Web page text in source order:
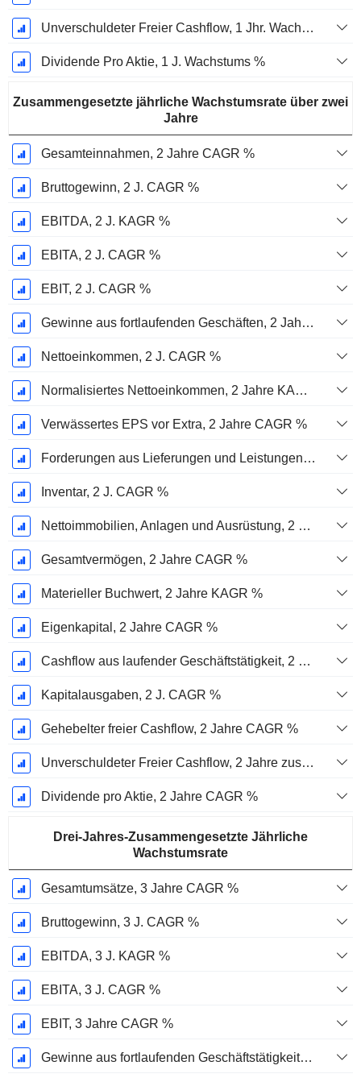
Unverschuldeter Freier Cashflow, 1 Jhr. Wachstum %
Dividende Pro Aktie, 1 J. Wachstums %
Zusammengesetzte jährliche Wachstumsrate über zwei
Jahre
Gesamteinnahmen, 2 Jahre CAGR %
Bruttogewinn, 2 J. CAGR %
EBITDA, 2 J. KAGR %
EBITA, 2 J. CAGR %
EBIT, 2 J. CAGR %
Gewinne aus fortlaufenden Geschäften, 2 Jahre. CAGR %
Nettoeinkommen, 2 J. CAGR %
Normalisiertes Nettoeinkommen, 2 Jahre KAGR %
Verwässertes EPS vor Extra, 2 Jahre CAGR %
Forderungen aus Lieferungen und Leistungen, 2 J. CAGR %
Inventar, 2 J. CAGR %
Nettoimmobilien, Anlagen und Ausrüstung, 2 Jahre. CAGR %
Gesamtvermögen, 2 Jahre CAGR %
Materieller Buchwert, 2 Jahre KAGR %
Eigenkapital, 2 Jahre CAGR %
Cashflow aus laufender Geschäftstätigkeit, 2 Jahre CAGR %
Kapitalausgaben, 2 J. CAGR %
Gehebelter freier Cashflow, 2 Jahre CAGR %
Unverschuldeter Freier Cashflow, 2 Jahre zusammengesetzte jährliche Wachstumsrate %
Dividende pro Aktie, 2 Jahre CAGR %
Drei-Jahres-Zusammengesetzte Jährliche
Wachstumsrate
Gesamtumsätze, 3 Jahre CAGR %
Bruttogewinn, 3 J. CAGR %
EBITDA, 3 J. KAGR %
EBITA, 3 J. CAGR %
EBIT, 3 Jahre CAGR %
Gewinne aus fortlaufenden Geschäftstätigkeiten, 3 Jahre KAGR %